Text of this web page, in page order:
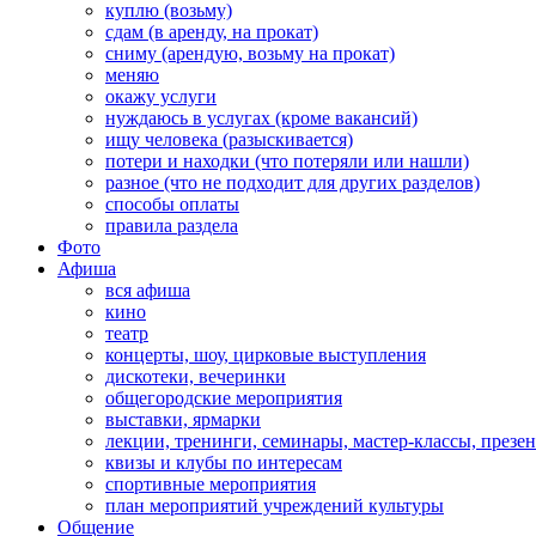
куплю (возьму)
сдам (в аренду, на прокат)
сниму (арендую, возьму на прокат)
меняю
окажу услуги
нуждаюсь в услугах (кроме вакансий)
ищу человека (разыскивается)
потери и находки (что потеряли или нашли)
разное (что не подходит для других разделов)
способы оплаты
правила раздела
Фото
Афиша
вся афиша
кино
театр
концерты, шоу, цирковые выступления
дискотеки, вечеринки
общегородские мероприятия
выставки, ярмарки
лекции, тренинги, семинары, мастер-классы,
квизы и клубы по интересам
спортивные мероприятия
план мероприятий учреждений культуры
Общение